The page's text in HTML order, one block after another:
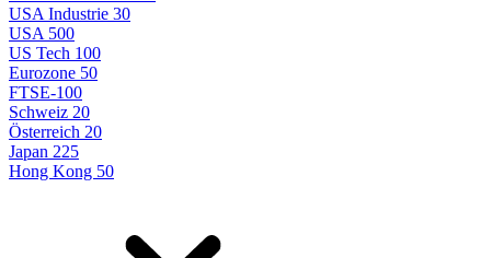
USA Industrie 30
USA 500
US Tech 100
Eurozone 50
FTSE-100
Schweiz 20
Österreich 20
Japan 225
Hong Kong 50